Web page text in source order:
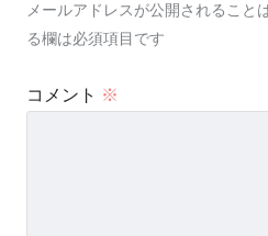
メールアドレスが公開されること
る欄は必須項目です
コメント ※